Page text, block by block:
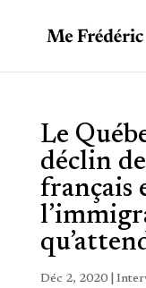
Le
déclin
français
Déc 2, 2020|